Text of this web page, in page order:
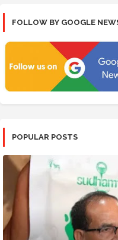
FOLLOW BY GOOGLE
POPULAR POSTS